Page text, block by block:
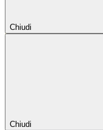
Chiudi
Chiudi